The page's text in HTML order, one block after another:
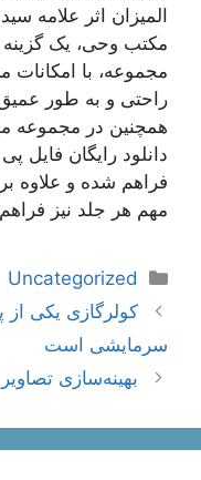
المیزان اثر علامه
مکتب وحی، یک
مجموعه، با امکانات
راحتی و به طور
همچنین در مجموعه
دانلود رایگان فایل
فراهم شده و علاوه
مهم هر جلد نیز
دسته‌ها
Uncategorized
ناوبری
نوشته‌ها
کولرگازی یکی از
سرمایشی است
بهینه‌سازی